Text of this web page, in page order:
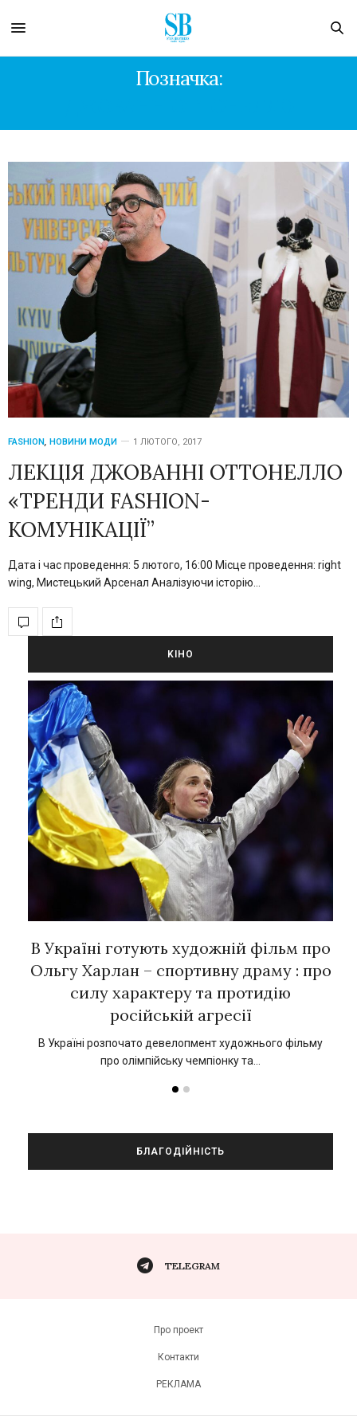
Позначка:
FASHION, НОВИНИ МОДИ 1 ЛЮТОГО, 2017
ЛЕКЦІЯ ДЖОВАННІ ОТТОНЕЛЛО
«ТРЕНДИ FASHION-
КОМУНІКАЦІЇ”
Дата і час проведення: 5 лютого, 16:00 Місце проведення: right
wing, Мистецький Арсенал Аналізуючи історію…
KIНО
В Україні готують художній фільм про
Ольгу Харлан – спортивну драму : про
силу характеру та протидію
російській агресії
В Україні розпочато девелопмент художнього фільму
про олімпійську чемпіонку та…
БЛАГОДІЙНІСТЬ
TELEGRAM
Про проект
Контакти
РЕКЛАМА